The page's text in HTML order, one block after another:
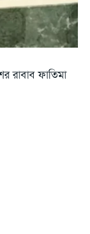
রাবাব ফাতিমা